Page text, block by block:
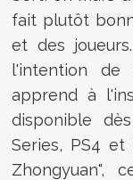
fait plutôt
et des
l'intention
apprend à
disponible
Series, PS4 et
Zhongyuan",